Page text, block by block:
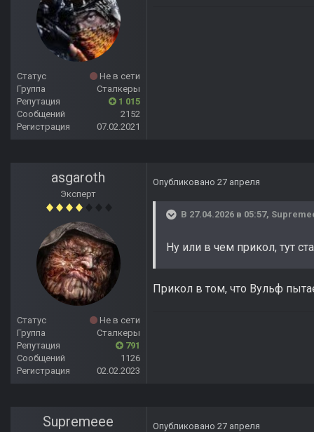
Статус
Не в сети
Группа
Сталкеры
Репутация
1 015
Сообщений
2152
Регистрация
07.02.2021
asgaroth
Эксперт
Статус
Не в сети
Группа
Сталкеры
Репутация
791
Сообщений
1126
Регистрация
02.02.2023
Опубликовано 27 апреля
В 27.04.2026 в 05:57,
Ну или в чем прикол, тут
Прикол в том, что Вульф
Supremeee Опубликовано 27 апреля